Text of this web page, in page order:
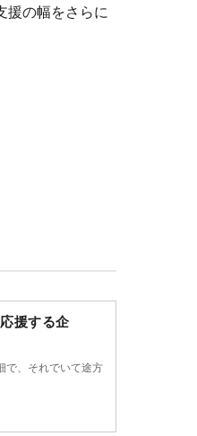
援の幅をさらに
援する企
で、それでいて途方